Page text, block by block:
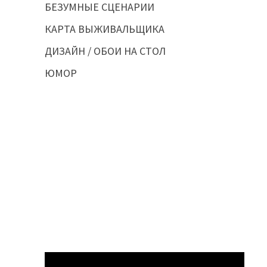
БЕЗУМНЫЕ СЦЕНАРИИ
КАРТА ВЫЖИВАЛЬЩИКА
ДИЗАЙН / ОБОИ НА СТОЛ
ЮМОР